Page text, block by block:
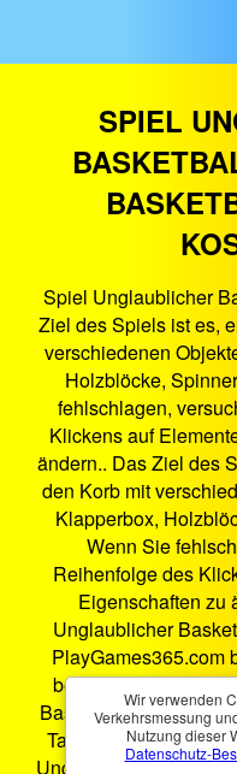
SPIEL
Spiel Unglaublicher
Ziel des Spiels ist es,
verschiedenen
Holzblöcke,
fehlschlagen,
Klickens auf
ändern.. Das Ziel des
den Korb mit
Klapperbox,
Wenn Sie
Reihenfolge des
Eigenschaften zu
Unglaublicher
PlayGames365.com
beste
Basketball ist ein
Tablets, PCs und
Unglaublicher
Wir verwenden
Verkehrsmessung
Nutzung dieser
Datenschutz-